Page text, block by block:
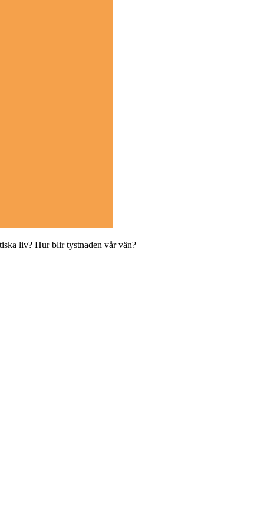
liv? Hur blir tystnaden vår vän?